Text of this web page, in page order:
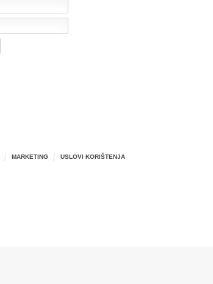
MARKETING USLOVI KORIŠTENJA